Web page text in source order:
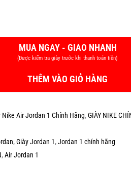
THÊM VÀO GIỎ HÀNG
Nike Air Jordan 1 Chính Hãng,GIÀY NIKE
,Giày Jordan 1,Jordan 1 chính hãng
,Air Jordan 1